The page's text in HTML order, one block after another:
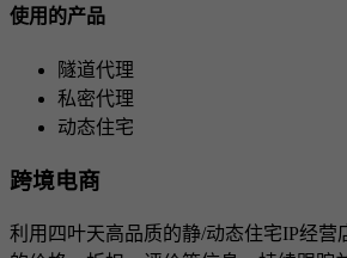
使用的产品
隧道代理
私密代理
动态住宅
跨境电商
利用四叶天高品质的静/动态住宅IP经营